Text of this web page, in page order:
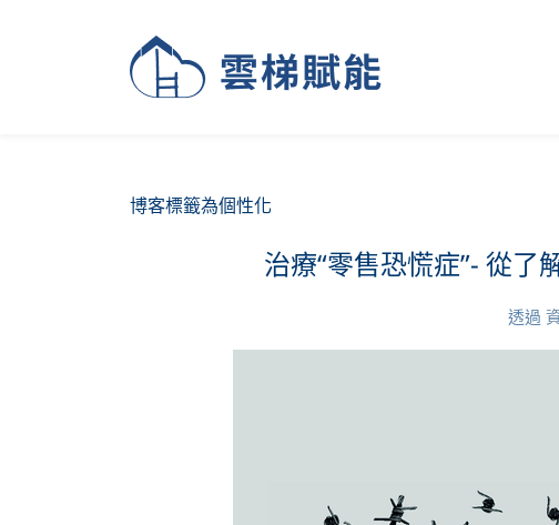
博客標籤為個性化
治療“零售恐慌症”- 從了
透過